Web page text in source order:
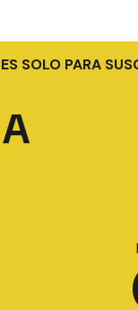
SOLO PARA